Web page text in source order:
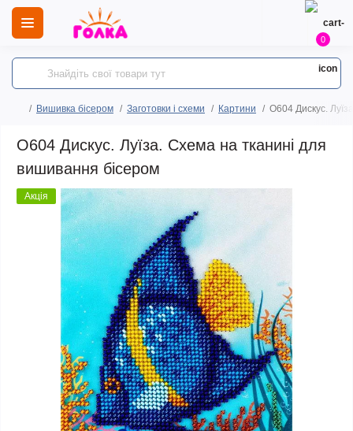
0
Вишивка бісером Заготовки і схеми Картини O604 Дискус.
O604 Дискус. Луїза. Схема на тканині для
вишивання бісером
Акція